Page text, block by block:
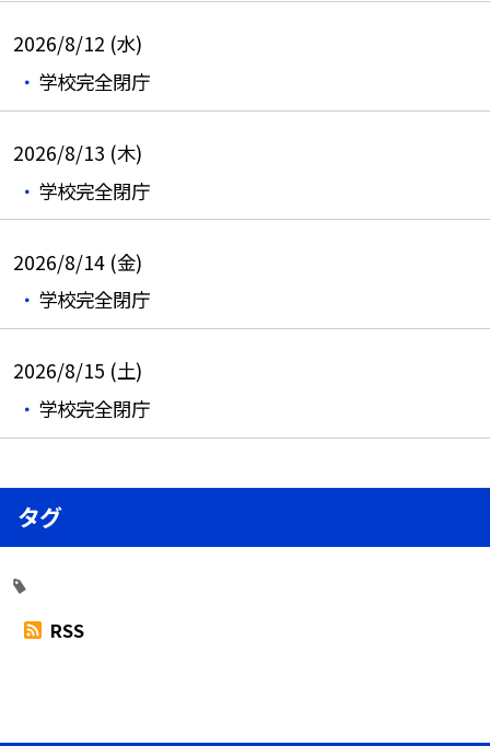
2026/8/12 (水)
学校完全閉庁
2026/8/13 (木)
学校完全閉庁
2026/8/14 (金)
学校完全閉庁
2026/8/15 (土)
学校完全閉庁
タグ
RSS